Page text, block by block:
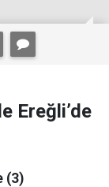
Ereğli’de
(3)